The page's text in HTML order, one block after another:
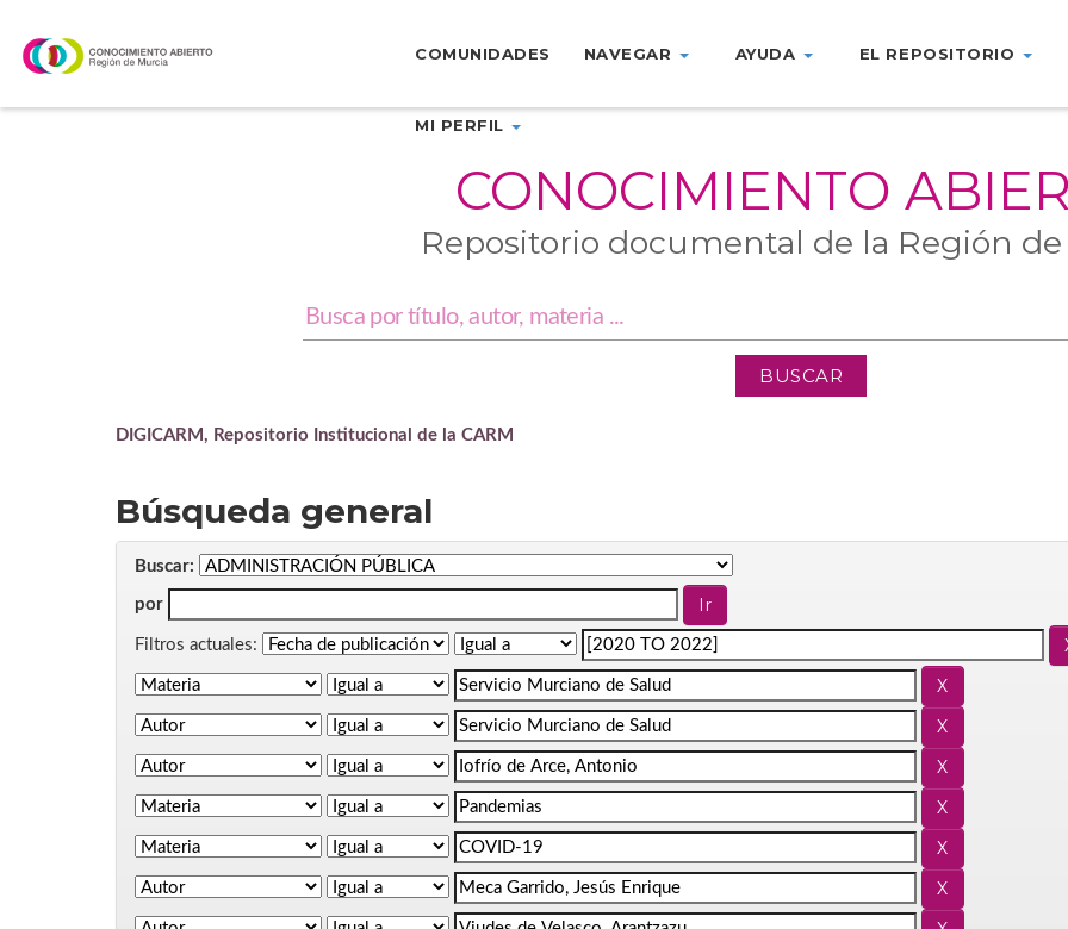
navigation
COMUNIDADES NAVEGAR AYUDA EL REPOSITORIO
MI PERFIL
CONOCIMIENTO
Repositorio documental de la Región
DIGICARM, Repositorio Institucional de la CARM
Búsqueda general
Buscar:
por
Filtros actuales: